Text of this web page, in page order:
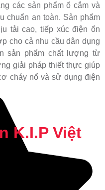
các sản phẩm ổ cắm và
chuẩn an toàn. Sản phẩm
tải cao, tiếp xúc điện ổn
cho cả nhu cầu dân dụng
sản phẩm chất lượng từ
giải pháp thiết thực giúp
cháy nổ và sử dụng điện
K.I.P Việt